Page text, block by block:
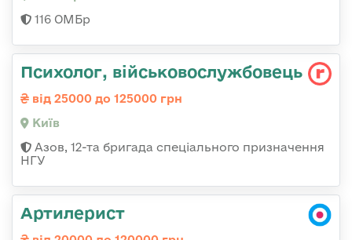
116 ОМБр
Психолог, військовослужбовець
від 25000 до 125000 грн
Київ
Азов, 12-та бригада спеціального призначення
НГУ
Артилерист